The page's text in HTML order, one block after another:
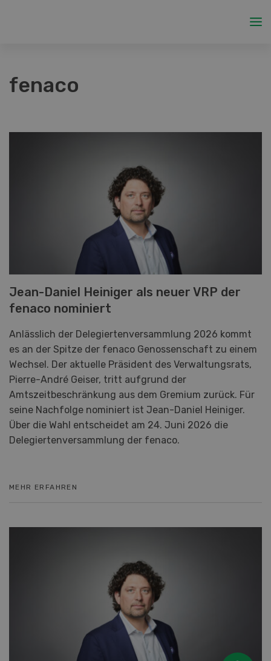
fenaco
Jean-Daniel Heiniger als neuer VRP der
fenaco nominiert
Anlässlich der Delegiertenversammlung 2026 kommt
es an der Spitze der fenaco Genossenschaft zu einem
Wechsel. Der aktuelle Präsident des Verwaltungsrats,
Pierre-André Geiser, tritt aufgrund der
Amtszeitbeschränkung aus dem Gremium zurück. Für
seine Nachfolge nominiert ist Jean-Daniel Heiniger.
Über die Wahl entscheidet am 24. Juni 2026 die
Delegiertenversammlung der fenaco.
MEHR ERFAHREN